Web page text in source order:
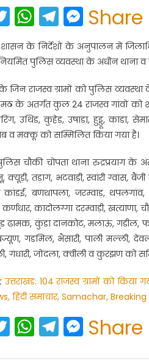
Twitter
WhatsApp
Telegram
Share
शासन के निर्देशों के अनुपालन में
नियमित पुलिस व्यवस्था के अधीन
के जिन राजस्व ग्रामों को पुलिस
के अतर्गत कुल 24 राजस्व गांवों को
उथिंड, कुहेड़, उषाड़ा, हुड्डू, कांडा,
व मक्कू को सम्मिलित किया गया है।
पुलिस चौकी चोपता थाना रुद्रप्रयाग
तड़ाग, भटवाड़ी, स्वांरी ग्वांस,
बणथापला, जरम्वाड़, थपलगांव,
कादोलग्गा दरम्वाड़ी, खत्याणा,
ढामक, कुंडा दानकोट, मलाऊं, गडील,
गडमिल, भैंसारी, पाली मल्ली,
गंधारी, जोंदला, क्वीली व कुरझण को
उत्तराखंड: 104 राजस्व ग्रामों को
हिंदी समाचार, Samachar,
Twitter
WhatsApp
Telegram
Share